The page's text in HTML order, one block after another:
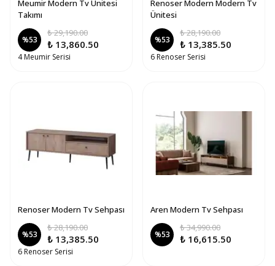
Meumir Modern Tv Ünitesi
Takımı
%53
₺ 29,190.00
₺ 13,860.50
4 Meumir Serisi
Renoser Modern Modern Tv
Ünitesi
%53
₺ 28,190.00
₺ 13,385.50
6 Renoser Serisi
Renoser Modern Tv Sehpası
%53
₺ 28,190.00
₺ 13,385.50
6 Renoser Serisi
Aren Modern Tv Sehpası
%53
₺ 34,990.00
₺ 16,615.50